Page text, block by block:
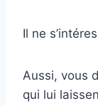
Il ne
Aussi, vous
qui lui